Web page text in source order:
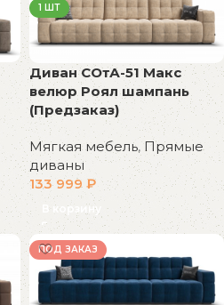
1 ШТ
Диван СОтА-51 Макс
велюр Роял шампань
(Предзаказ)
Мягкая мебель, Прямые
диваны
133 999 ₽
В корзину
ПОД ЗАКАЗ